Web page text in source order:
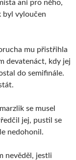
ani pro něho,
byl vyloučen
mu přistřihla
devatenáct, kdy jej
do semifinále.
se musel
jej, pustil se
nedohonil.
nevěděl, jestli